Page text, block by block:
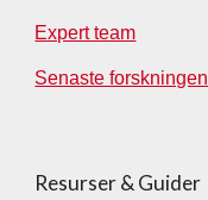
Expert team
Senaste forskningen
Resurser & Guider